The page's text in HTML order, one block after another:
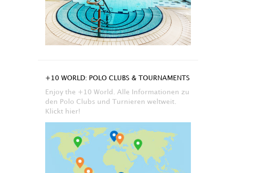
+10 WORLD: POLO CLUBS & TOURNAMENTS
Enjoy the +10 World. Alle Informationen zu
den Polo Clubs und Turnieren weltweit.
Klickt hier!